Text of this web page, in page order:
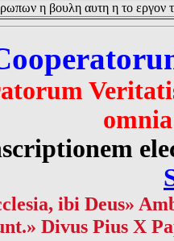
η βουλη αυτη η το εργον
ibi Deus»
Divus Pius X